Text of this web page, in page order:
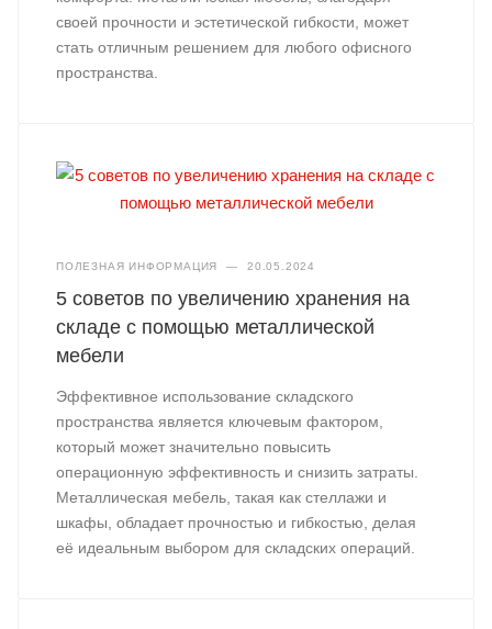
своей прочности и эстетической гибкости, может
стать отличным решением для любого офисного
пространства.
ПОЛЕЗНАЯ ИНФОРМАЦИЯ — 20.05.2024
5 советов по увеличению хранения на
складе с помощью металлической
мебели
Эффективное использование складского
пространства является ключевым фактором,
который может значительно повысить
операционную эффективность и снизить затраты.
Металлическая мебель, такая как стеллажи и
шкафы, обладает прочностью и гибкостью, делая
её идеальным выбором для складских операций.